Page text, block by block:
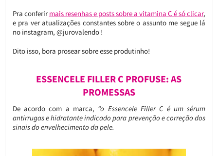
Pra conferir mais resenhas e posts sobre a vitamina C é só clicar,
e pra ver atualizações constantes sobre o assunto me segue lá
no instagram, @jurovalendo !
Dito isso, bora prosear sobre esse produtinho!
ESSENCELE FILLER C PROFUSE: AS
PROMESSAS
De acordo com a marca, “o Essencele Filler C é um sérum
antirrugas e hidratante indicado para prevenção e correção dos
sinais do envelhecimento da pele.